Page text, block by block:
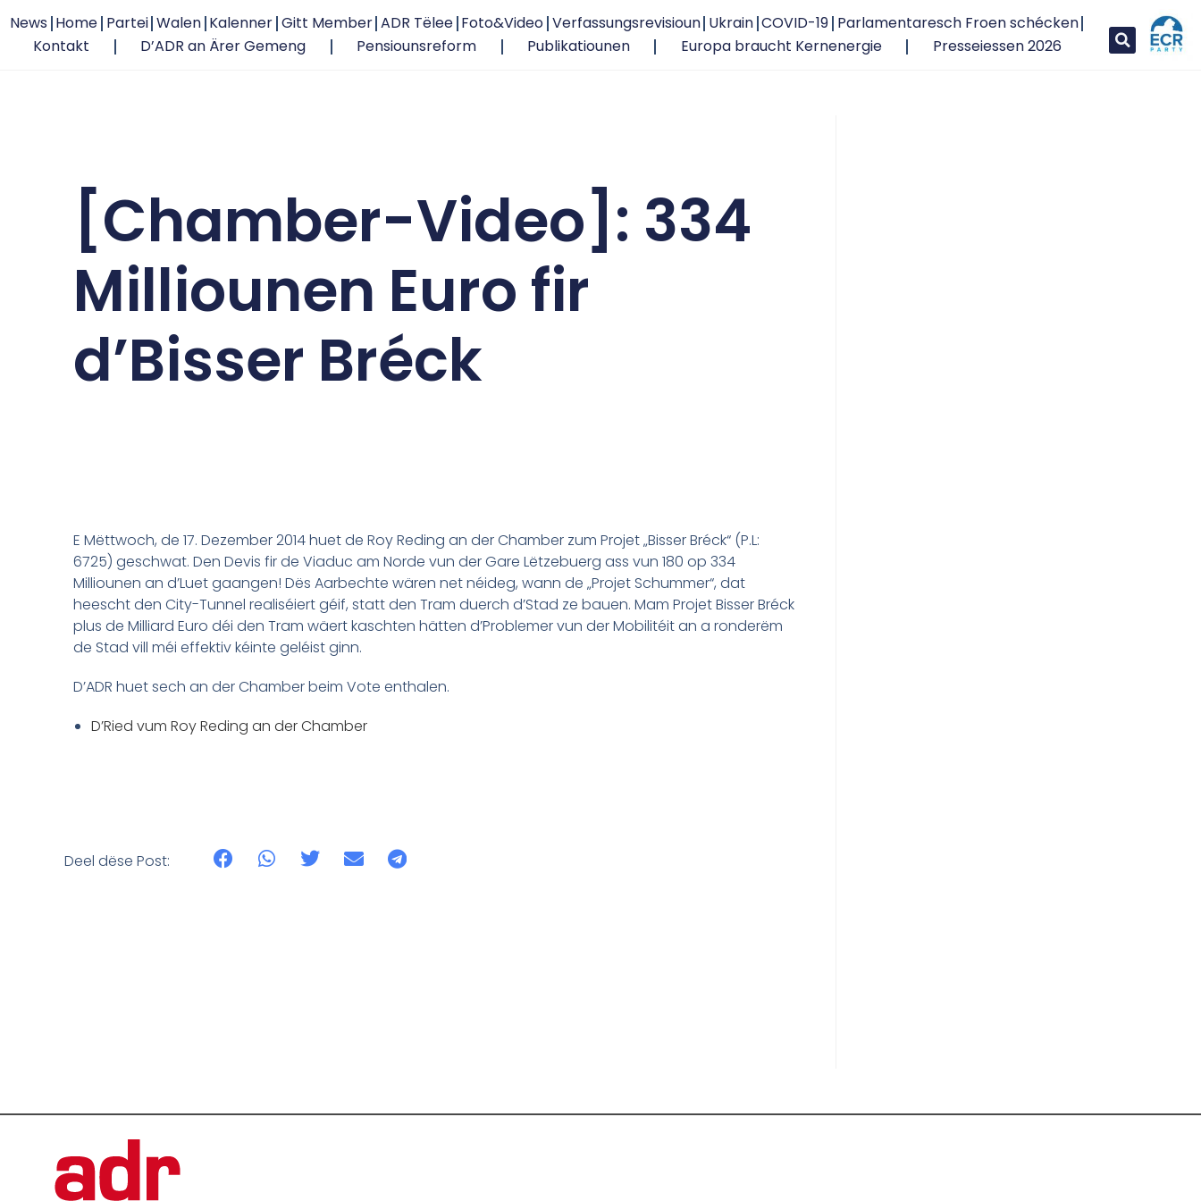
News Home Partei Walen Kalenner Gitt Member ADR Tëlee Foto&Video Verfassungsrevisioun Ukrain COVID-19 Parlamentaresch Froen schécken
Kontakt
D’ADR an Ärer Gemeng Pensiounsreform Publikatiounen Europa braucht Kernenergie Presseiessen 2026
[Chamber-Video]: 334
Milliounen Euro fir
d’Bisser Bréck
E Mëttwoch, de 17. Dezember 2014 huet de Roy Reding an der Chamber zum Projet „Bisser Bréck“ (P.L:
6725) geschwat. Den Devis fir de Viaduc am Norde vun der Gare Lëtzebuerg ass vun 180 op 334
Milliounen an d’Luet gaangen! Dës Aarbechte wären net néideg, wann de „Projet Schummer“, dat
heescht den City-Tunnel realiséiert géif, statt den Tram duerch d’Stad ze bauen. Mam Projet Bisser Bréck
plus de Milliard Euro déi den Tram wäert kaschten hätten d’Problemer vun der Mobilitéit an a ronderëm
de Stad vill méi effektiv kéinte geléist ginn.
D’ADR huet sech an der Chamber beim Vote enthalen.
D’Ried vum Roy Reding an der Chamber
Deel dëse Post: